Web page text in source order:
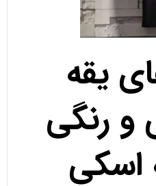
یقه
و رنگی
اسکی